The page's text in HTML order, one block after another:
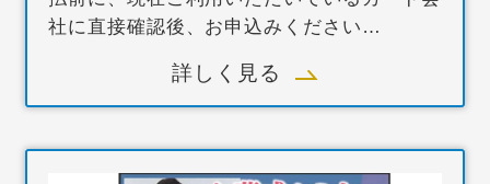
社に直接確認後、お申込みください…
詳しく見る